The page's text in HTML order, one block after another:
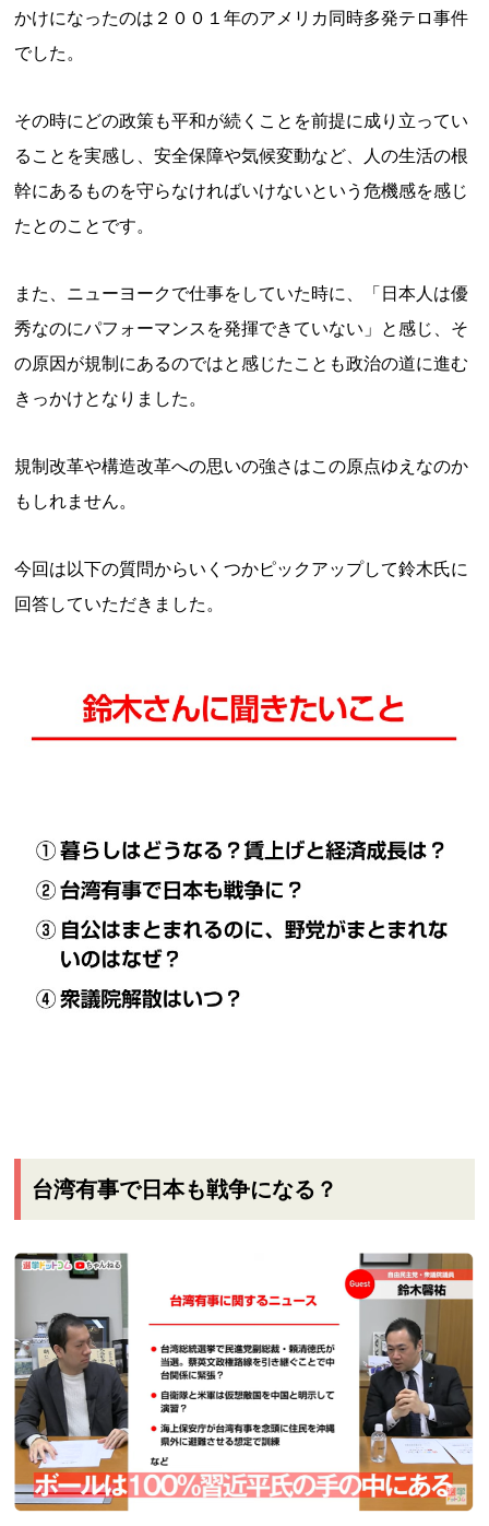
かけになったのは２００１年のアメリカ同時多発テロ事件
でした。
その時にどの政策も平和が続くことを前提に成り立ってい
ることを実感し、安全保障や気候変動など、人の生活の根
幹にあるものを守らなければいけないという危機感を感じ
たとのことです。
また、ニューヨークで仕事をしていた時に、「日本人は優
秀なのにパフォーマンスを発揮できていない」と感じ、そ
の原因が規制にあるのではと感じたことも政治の道に進む
きっかけとなりました。
規制改革や構造改革への思いの強さはこの原点ゆえなのか
もしれません。
今回は以下の質問からいくつかピックアップして鈴木氏に
回答していただきました。
台湾有事で日本も戦争になる？